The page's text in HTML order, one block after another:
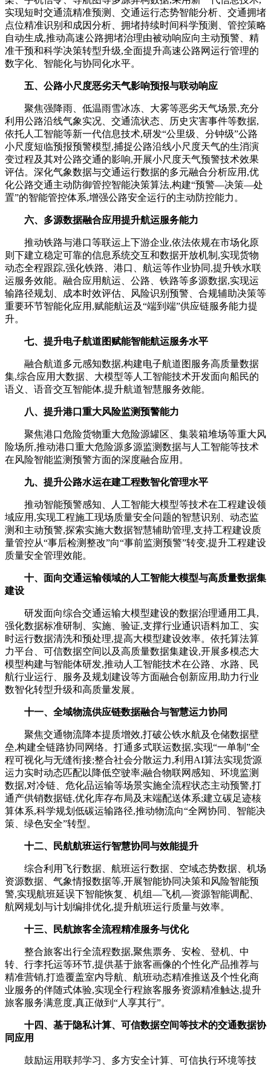
实现短时交通流精准预测、交通运行态势智能分析、交通拥堵
点位精准识别和成因分析、拥堵持续时间科学预测、管控策略
自动生成,推动高速公路拥堵治理由被动响应向主动预警、精
准干预和科学决策转型升级,全面提升高速公路网运行管理的
数字化、智能化与协同化水平。
五、公路小尺度恶劣天气影响预报与联动响应
聚焦强降雨、低温雨雪冰冻、大雾等恶劣天气场景,充分
利用公路沿线气象实况、交通流状态、历史灾害事件等数据,
依托人工智能等新一代信息技术,研发“公里级、分钟级”公路
小尺度短临预报预警模型,捕捉公路沿线小尺度天气的生消演
变过程及其对公路交通的影响,开展小尺度天气预警技术效果
评估。深化气象数据与交通运行数据的多元融合分析应用,优
化公路交通主动防御管控智能决策算法,构建“预警—决策—处
置”的智能管控体系,增强公路安全运行的主动防控能力。
六、多源数据融合应用提升航运服务能力
推动铁路与港口等联运上下游企业,依法依规在市场化原
则下建立稳定可靠的信息系统交互和数据开放机制,实现货物
动态全程跟踪,强化铁路、港口、航运等作业协同,提升铁水联
运服务效能。融合应用航运、公路、铁路等多源数据,实现运
输路径规划、成本时效评估、风险识别预警、合规辅助决策等
重要环节智能化应用,赋能航运及“端到端”供应链服务能力提
升。
七、提升电子航道图赋能智能航运服务水平
融合航道多元感知数据,构建电子航道图服务高质量数据
集,综合应用大数据、大模型等人工智能技术开发面向船民的
语义、语音交互智能体,提升航道智慧服务效能。
八、提升港口重大风险监测预警能力
聚焦港口危险货物重大危险源罐区、集装箱堆场等重大风
险场所,推动港口重大危险源多源监测数据与人工智能等技术
在风险智能监测预警方面的深度融合应用。
九、提升公路水运在建工程数智化管理水平
推动智能预警感知、人工智能大模型等技术在工程建设领
域应用,实现工程施工现场质量安全问题的智慧识别、动态监
测和主动预警,探索实施大数据智慧辅助管理,支持工程建设质
量管控从“事后检测整改”向“事前监测预警”转变,提升工程建设
质量安全管理效能。
十、面向交通运输领域的人工智能大模型与高质量数据集
建设
研发面向综合交通运输大模型建设的数据治理通用工具,
强化数据标准研制、实施、验证,支撑行业通识语料加工、实
时运行数据清洗和预处理,提高大模型建设效率。依托算法算
力平台、可信数据空间以及高质量数据集建设,开展多模态大
模型构建与智能体研发,推动人工智能技术在公路、水路、民
航行业运行、服务及规划建设等方面融合创新应用,助力行业
数智化转型升级和高质量发展。
十一、全域物流供应链数据融合与智慧运力协同
聚焦交通物流降本提质增效,打破公铁水航及仓储数据壁
垒,构建全链路协同网络。打通多式联运数据,实现“一单制”全
程可视化与无缝衔接;整合社会分散运力,利用AI算法实现货源
运力实时动态匹配以降低空驶率;融合物联网感知、环境监测
数据,对冷链、危化品运输等场景实施全流程状态主动预警,打
通产供销数据链,优化库存布局及末端配送体系;建立碳足迹核
算体系,科学规划低碳运输路径,推动物流向“全网协同、智能决
策、绿色安全”转型。
十二、民航航班运行智慧协同与效能提升
综合利用飞行数据、航班运行数据、空域态势数据、机场
资源数据、气象情报数据等,开展智能协同决策和风险智能预
警,实现航班延误下智能恢复、机组—飞机—资源智能调配、
航网规划与计划编排优化,提升航班运行质量与效率。
十三、民航旅客全流程精准服务与优化
整合旅客出行全流程数据,聚焦票务、安检、登机、中
转、行李托运等环节,提供基于旅客画像的个性化产品推荐与
精准营销,打造覆盖室内导航、航班动态精准推送及个性化商
业服务的伴随式体验,实现全行程旅客服务资源精准触达,提升
旅客服务满意度,真正做到“人享其行”。
十四、 基于隐私计算、可信数据空间等技术的交通数据协
同应用
鼓励运用联邦学习、多方安全计算、可信执行环境等技